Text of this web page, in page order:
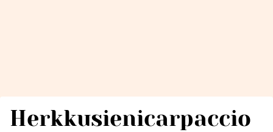
Herkkusienicarpaccio